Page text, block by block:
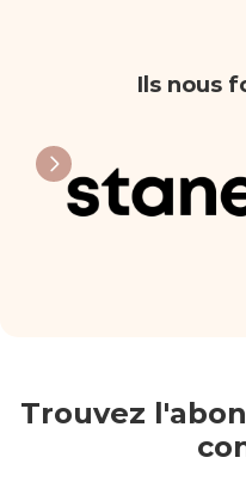
Ils nous
Trouvez